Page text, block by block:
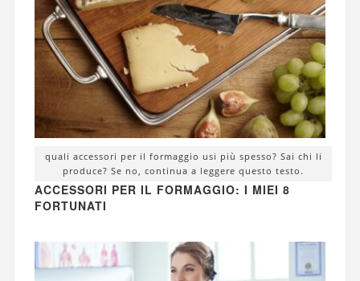
quali accessori per il formaggio usi più spesso? Sai chi li
produce? Se no, continua a leggere questo testo.
ACCESSORI PER IL FORMAGGIO: I MIEI 8
FORTUNATI